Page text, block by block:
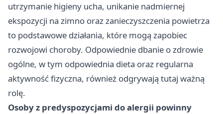
utrzymanie higieny ucha, unikanie nadmiernej
ekspozycji na zimno oraz zanieczyszczenia powietrza
to podstawowe działania, które mogą zapobiec
rozwojowi choroby. Odpowiednie dbanie o zdrowie
ogólne, w tym odpowiednia dieta oraz regularna
aktywność fizyczna, również odgrywają tutaj ważną
rolę.
Osoby z predyspozycjami do alergii powinny